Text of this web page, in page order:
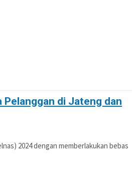
Pelanggan di Jateng dan
2024 dengan memberlakukan bebas